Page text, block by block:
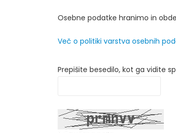
Osebne podatke hranimo in
Več o politiki varstva osebnih
Prepišite besedilo, kot ga vidite